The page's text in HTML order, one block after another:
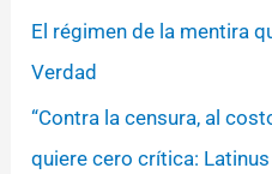
El régimen de la mentira
Verdad
“Contra la censura, al
quiere cero crítica: Latinus